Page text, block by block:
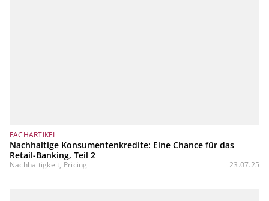
FACHARTIKEL
Nachhaltige Konsumentenkredite: Eine Chance für das
Retail-Banking, Teil 2
Nachhaltigkeit, Pricing 23.07.25